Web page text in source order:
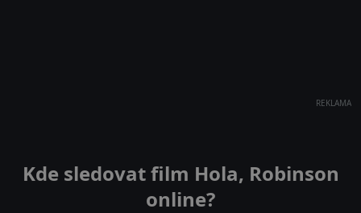
REKLAMA
Kde sledovat film Hola, Robinson
online?